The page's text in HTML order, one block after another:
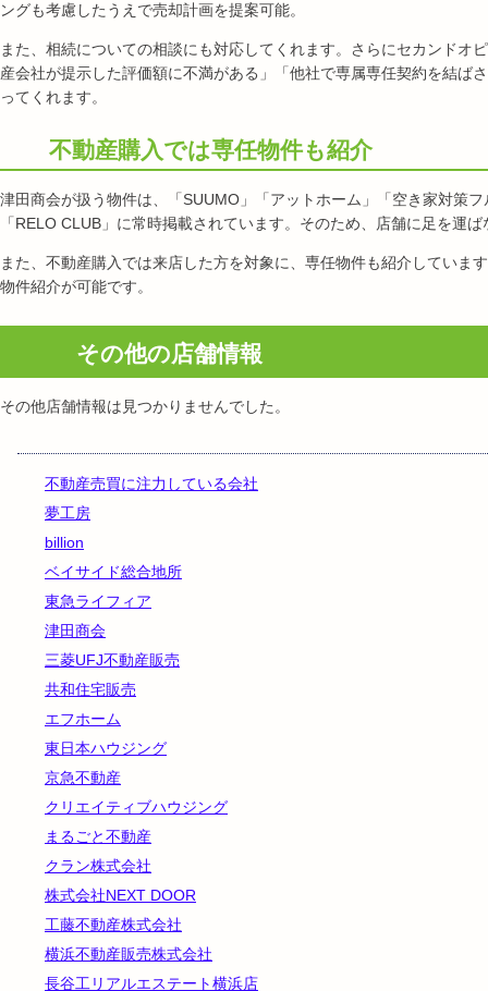
ングも考慮したうえで売却計画を提案可能。
また、相続についての相談にも対応してくれます。さらにセカンドオ
産会社が提示した評価額に不満がある」「他社で専属専任契約を結ば
ってくれます。
不動産購入では専任物件も紹介
津田商会が扱う物件は、「SUUMO」「アットホーム」「空き家対策
「RELO CLUB」に常時掲載されています。そのため、店舗に足を運
また、不動産購入では来店した方を対象に、専任物件も紹介していま
物件紹介が可能です。
その他の店舗情報
その他店舗情報は見つかりませんでした。
不動産売買に注力している会社
夢工房
billion
ベイサイド総合地所
東急ライフィア
津田商会
三菱UFJ不動産販売
共和住宅販売
エフホーム
東日本ハウジング
京急不動産
クリエイティブハウジング
まるごと不動産
クラン株式会社
株式会社NEXT DOOR
工藤不動産株式会社
横浜不動産販売株式会社
長谷工リアルエステート横浜店